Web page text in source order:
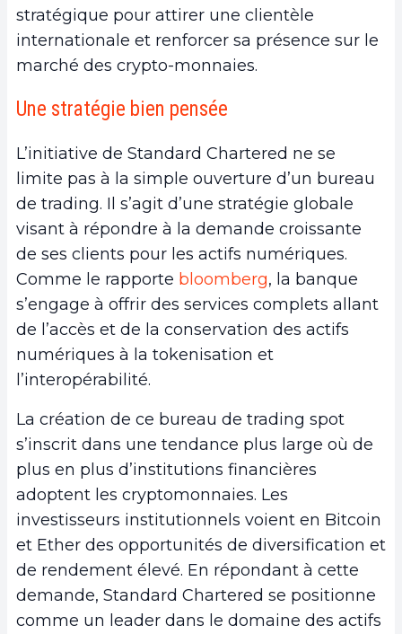
stratégique pour attirer une clientèle
internationale et renforcer sa présence sur le
marché des crypto-monnaies.
Une stratégie bien pensée
L’initiative de Standard Chartered ne se
limite pas à la simple ouverture d’un bureau
de trading. Il s’agit d’une stratégie globale
visant à répondre à la demande croissante
de ses clients pour les actifs numériques.
Comme le rapporte bloomberg, la banque
s’engage à offrir des services complets allant
de l’accès et de la conservation des actifs
numériques à la tokenisation et
l’interopérabilité.
La création de ce bureau de trading spot
s’inscrit dans une tendance plus large où de
plus en plus d’institutions financières
adoptent les cryptomonnaies. Les
investisseurs institutionnels voient en Bitcoin
et Ether des opportunités de diversification et
de rendement élevé. En répondant à cette
demande, Standard Chartered se positionne
comme un leader dans le domaine des actifs